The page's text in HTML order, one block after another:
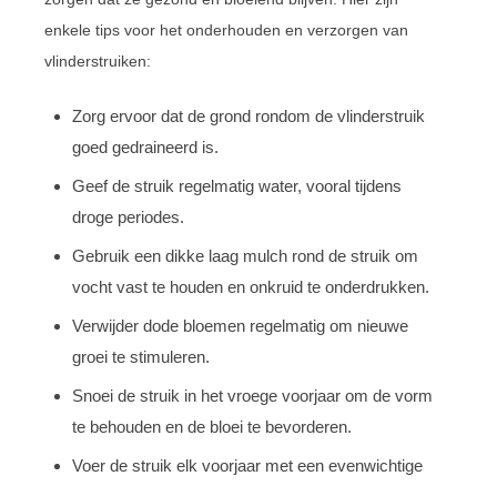
enkele tips voor het onderhouden en verzorgen van
vlinderstruiken:
Zorg ervoor dat de grond rondom de vlinderstruik
goed gedraineerd is.
Geef de struik regelmatig water, vooral tijdens
droge periodes.
Gebruik een dikke laag mulch rond de struik om
vocht vast te houden en onkruid te onderdrukken.
Verwijder dode bloemen regelmatig om nieuwe
groei te stimuleren.
Snoei de struik in het vroege voorjaar om de vorm
te behouden en de bloei te bevorderen.
Voer de struik elk voorjaar met een evenwichtige